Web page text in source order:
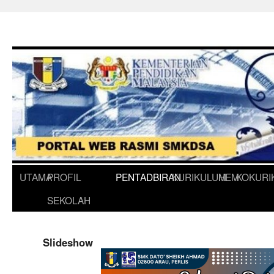
UTAMAPROFIL
SEKOLAH
PENTADBIRANKURIKULUMHEM
Slideshow